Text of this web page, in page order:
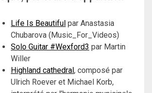
Life Is Beautiful par Anastasia
Chubarova (Music_For_Videos)
Solo Guitar #Wexford3 par Martin
Willer
Highland cathedral, composé par
Ulrich Roever et Michael Korb,